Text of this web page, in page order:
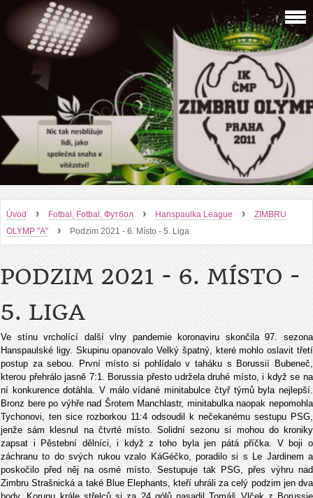
Úvod › Fotbal, Fotbal, Футбол › Hanspaulka League ›
ZIMBRU
OLYMP "A"
› Podzim 2021 - 6. Místo - 5. Liga
PODZIM 2021 - 6. MÍSTO -
5. LIGA
Ve stínu vrcholící další vlny pandemie koronaviru skončila 97. sezona
Hanspaulské ligy. Skupinu opanovalo Velký špatný, které mohlo oslavit třetí
postup za sebou. První místo si pohlídalo v taháku s Borussií Bubeneč,
kterou přehrálo jasně 7:1. Borussia přesto udržela druhé místo, i když se na
ní konkurence dotáhla. V málo vídané minitabulce čtyř týmů byla nejlepší.
Bronz bere po výhře nad Šrotem Manchlastr, minitabulka naopak nepomohla
Tychonovi, ten sice rozborkou 11:4 odsoudil k nečekanému sestupu PSG,
jenže sám klesnul na čtvrté místo. Solidní sezonu si mohou do kroniky
zapsat i Pěstební dělníci, i když z toho byla jen pátá příčka. V boji o
záchranu to do svých rukou vzalo KáGéčko, poradilo si s Le Jardinem a
poskočilo před něj na osmé místo. Sestupuje tak PSG, přes výhru nad
Zimbru Strašnická a také Blue Elephants, kteří uhráli za celý podzim jen dva